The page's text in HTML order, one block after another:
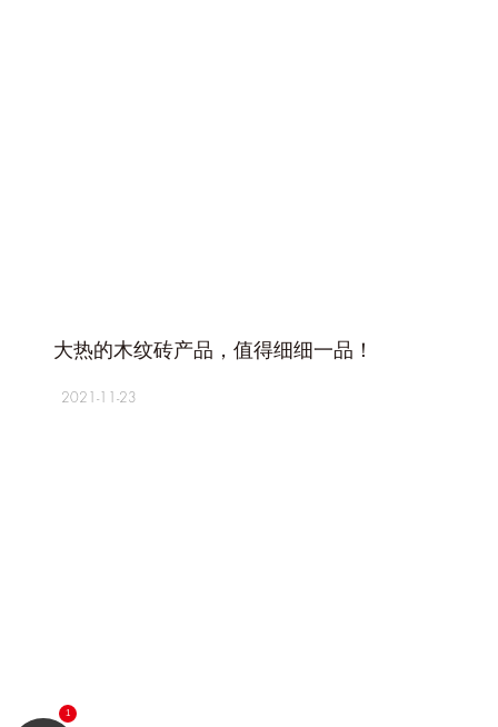
大热的木纹砖产品，值得细细一品！
2021-11-23